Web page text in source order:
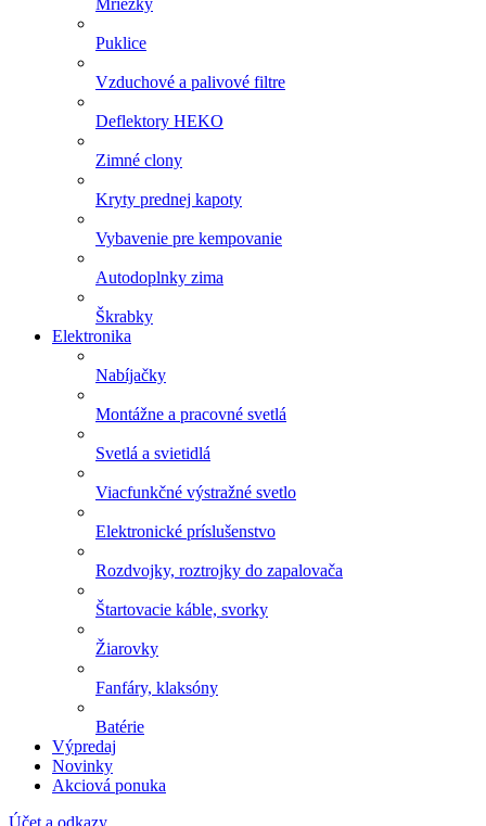
Mriežky
Puklice
Vzduchové a palivové filtre
Deflektory HEKO
Zimné clony
Kryty prednej kapoty
Vybavenie pre kempovanie
Autodoplnky zima
Škrabky
Elektronika
Nabíjačky
Montážne a pracovné svetlá
Svetlá a svietidlá
Viacfunkčné výstražné svetlo
Elektronické príslušenstvo
Rozdvojky, roztrojky do zapalovača
Štartovacie káble, svorky
Žiarovky
Fanfáry, klaksóny
Batérie
Výpredaj
Novinky
Akciová ponuka
Účet a odkazy